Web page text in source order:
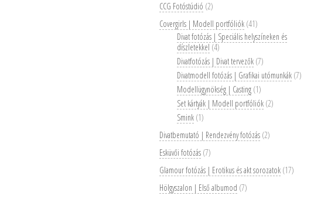
CCG Fotóstúdió (2)
Covergirls | Modell portfóliók (41)
Divat fotózás | Speciális helyszíneken és
díszletekkel (4)
Divatfotózás | Divat tervezők (7)
Divatmodell fotózás | Grafikai utómunkák (7)
Modellügynökség | Casting (1)
Set kártyák | Modell portfóliók (2)
Smink (1)
Divatbemutató | Rendezvény fotózás (2)
Esküvői fotózás (7)
Glamour fotózás | Erotikus és akt sorozatok (17)
Hölgyszalon | Első albumod (7)